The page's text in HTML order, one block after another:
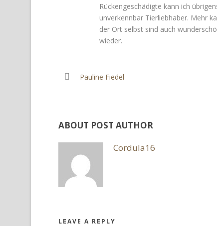
Rückengeschädigte kann ich
unverkennbar Tierliebhaber. Mehr
der Ort selbst sind auch
wieder.
Pauline Fiedel
ABOUT POST AUTHOR
Cordula16
LEAVE A REPLY